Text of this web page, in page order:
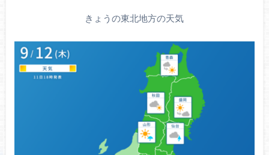
きょうの東北地方の天気